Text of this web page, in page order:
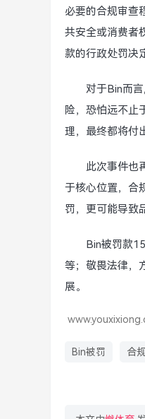
必要的合规审查
共安全或消费者
款的行政处罚决
对于Bin而
险，恐怕远不止
理，最终都将付
此次事件也
于核心位置，合
罚，更可能导致
Bin被罚款
等；敬畏法律，
展。
Bin被罚 合